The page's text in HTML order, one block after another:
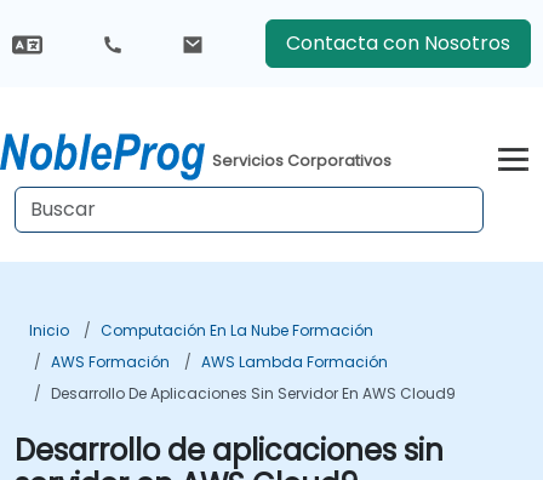
Contacta con Nosotros
Servicios Corporativos
Inicio
Computación En La Nube Formación
AWS Formación
AWS Lambda Formación
Desarrollo De Aplicaciones Sin Servidor En AWS Cloud9
Desarrollo de aplicaciones sin